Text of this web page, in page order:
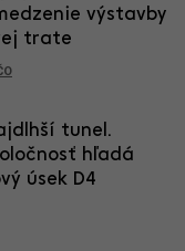
výstavby
trate
tunel.
hľadá
úsek D4